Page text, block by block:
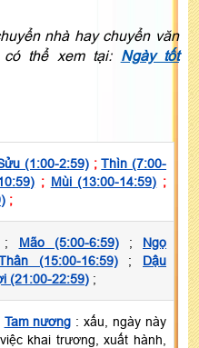
nhà hay chuyển văn
có thể xem tại: Ngày tốt
(1:00-2:59);Thìn (7:00-
; Mùi (13:00-14:59) ;
;
; Mão (5:00-6:59); Ngọ
(15:00-16:59); Dậu
(21:00-22:59) ;
Tam nương : xấu, ngày này
khai trương, xuất hành,